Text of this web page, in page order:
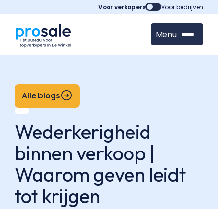
Voor verkopers Voor bedrijven
Menu
Alle blogs
Wederkerigheid
binnen verkoop |
Waarom geven leidt
tot krijgen